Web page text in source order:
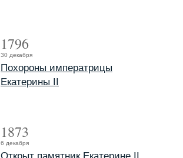
1796
30 декабря
Похороны императрицы
Екатерины II
1873
6 декабря